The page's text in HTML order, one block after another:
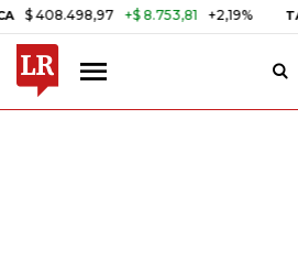
+$ 8.753,81 +2,19% TASA DE